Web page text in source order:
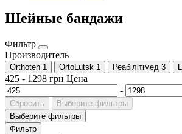
Шейные бандажи
Фильтр
Производитель
Orthoteh 1 OrtoLutsk 1 Реабілітімед 3
425 - 1298 грн Цена
-
Сбросить
Выберите фильтры
Выберите фильтры
Фильтр